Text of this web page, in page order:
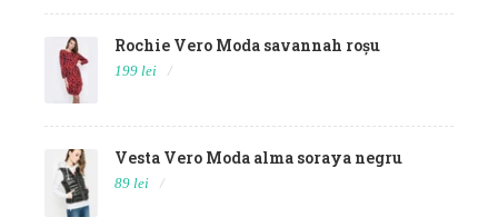
Rochie Vero Moda savannah roșu
199 lei
Vesta Vero Moda alma soraya negru
89 lei